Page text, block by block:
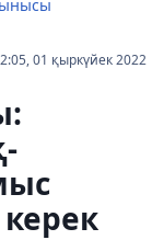
01 қыркүйек 2022